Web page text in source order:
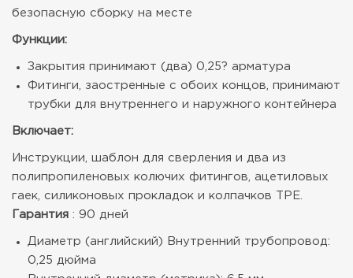
безопасную сборку на месте
Функции:
Закрытия принимают (два) 0,25? арматура
Фитинги, заостренные с обоих концов, принимают
трубки для внутреннего и наружного контейнера
Включает:
Инструкции, шаблон для сверления и два из
полипропиленовых колючих фитингов, ацетиловых
гаек, силиконовых прокладок и колпачков TPE.
Гарантия : 90 дней
Диаметр (английский) Внутренний трубопровод:
0,25 дюйма